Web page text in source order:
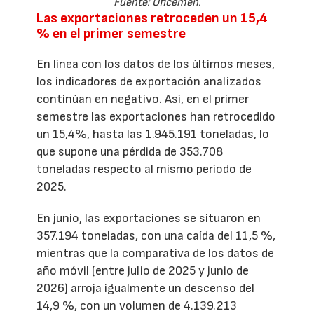
Las exportaciones retroceden un 15,4
% en el primer semestre
En línea con los datos de los últimos meses,
los indicadores de exportación analizados
continúan en negativo. Así, en el primer
semestre las exportaciones han retrocedido
un 15,4%, hasta las 1.945.191 toneladas, lo
que supone una pérdida de 353.708
toneladas respecto al mismo período de
2025.
En junio, las exportaciones se situaron en
357.194 toneladas, con una caída del 11,5 %,
mientras que la comparativa de los datos de
año móvil (entre julio de 2025 y junio de
2026) arroja igualmente un descenso del
14,9 %, con un volumen de 4.139.213